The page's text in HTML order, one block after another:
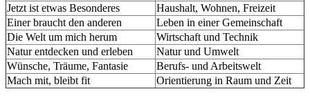
Jetzt ist etwas Besonderes
Haushalt, Wohnen, Freizeit
Einer braucht den anderen
Leben in einer Gemeinschaft
Die Welt um mich herum
Wirtschaft und Technik
Natur entdecken und erleben
Natur und Umwelt
Wünsche, Träume, Fantasie
Berufs- und Arbeitswelt
Mach mit, bleibt fit
Orientierung in Raum und Zeit